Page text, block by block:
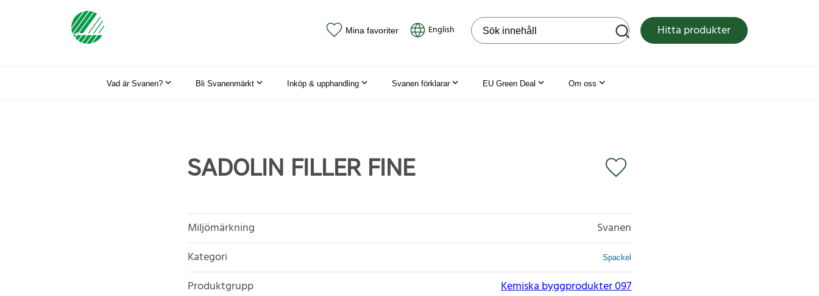
Mina favoriter English Sök på webbplatsen Hitta produkter
Vad är Svanen? Bli Svanenmärkt Inköp & upphandling Svanen förklarar EU Green Deal Om oss
SADOLIN FILLER FINE
Miljömärkning
Svanen
Kategori
Spackel
Produktgrupp
Kemiska byggprodukter 097